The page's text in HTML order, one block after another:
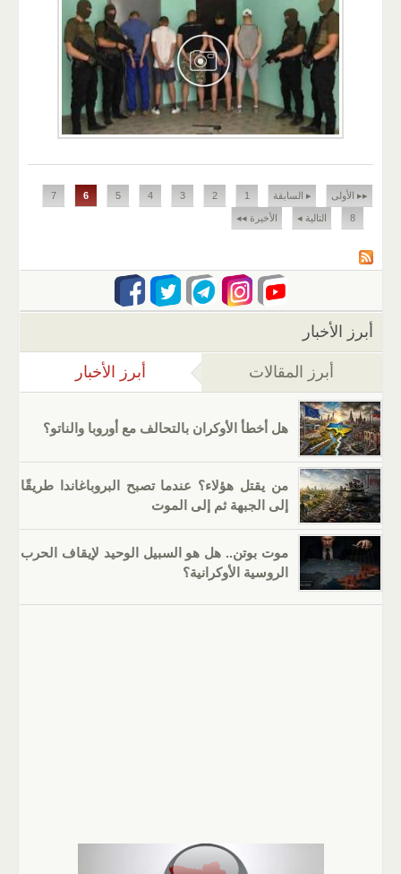
الصفحات
▸▸ الأولى ▸ السابقة 1
2
3
4
5
6
7
8 التالية ◂ الأخيرة ◂◂
أبرز الأخبار
أبرز المقالات أبرز الأخبار
هل أخطأ الأوكران بالتحالف مع أوروبا والناتو؟
من يقتل هؤلاء؟ عندما تصبح البروباغاندا طريقًا
إلى الجبهة ثم إلى الموت
موت بوتن.. هل هو السبيل الوحيد لإيقاف الحرب
الروسية الأوكرانية؟